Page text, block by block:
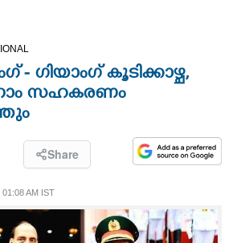
- ഗിയാംഗ് കൂടിക്കാഴ്ച,
സഹകരണം
Share
01:08 AM IST